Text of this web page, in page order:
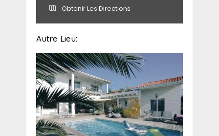
Obtenir Les Directions
Autre Lieu: